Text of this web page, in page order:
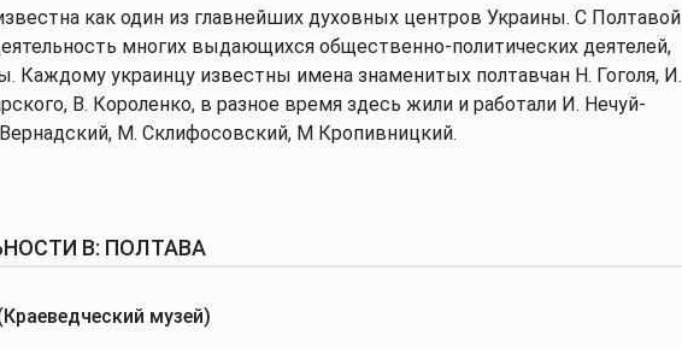
как один из главнейших духовных центров Украины. С Полтавой
многих выдающихся общественно-политических деятелей,
Каждому украинцу известны имена знаменитых полтавчан Н. Гоголя, И.
В. Короленко, в разное время здесь жили и работали И. Нечуй-
М. Склифосовский, М Кропивницкий.
В: ПОЛТАВА
музей)